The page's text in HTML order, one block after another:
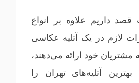
داریم علاوه بر انواع
لازم در یک آتلیه عکاسی
مشتریان خود ارائه می‌دهند،
آتلیه‌های تهران را